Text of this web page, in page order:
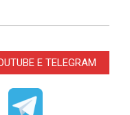
E TELEGRAM